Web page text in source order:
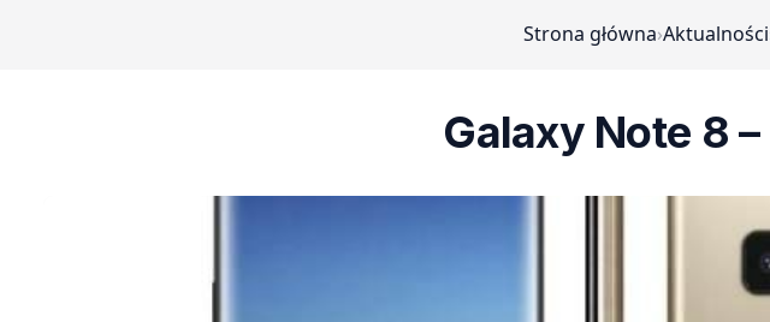
Strona główna›Aktualności
Galaxy Note 8